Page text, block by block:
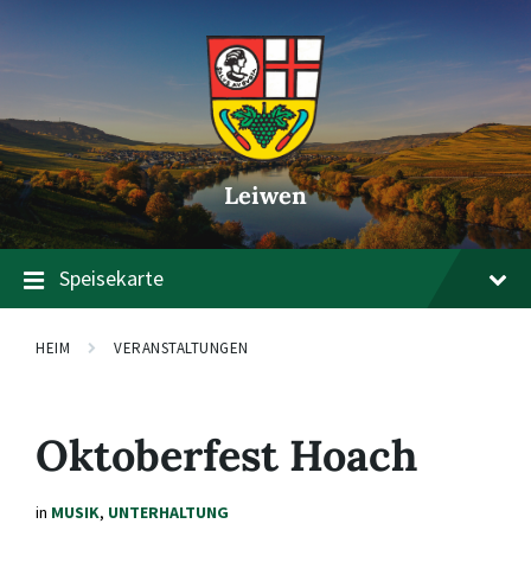
springen
springen
springen
Leiwen
Speisekarte
HEIM VERANSTALTUNGEN
Oktoberfest Hoach
in MUSIK, UNTERHALTUNG